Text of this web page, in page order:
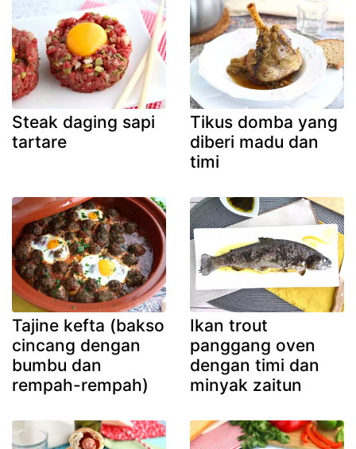
Steak daging sapi
tartare
Tikus domba yang
diberi madu dan
timi
Tajine kefta (bakso
cincang dengan
bumbu dan
rempah-rempah)
Ikan trout
panggang oven
dengan timi dan
minyak zaitun